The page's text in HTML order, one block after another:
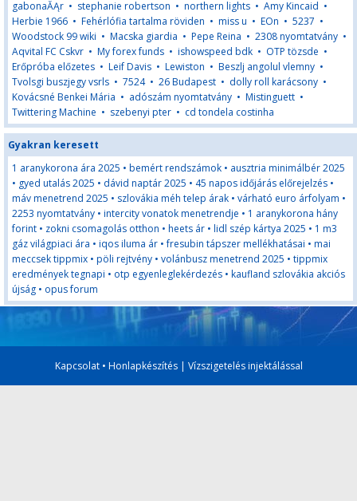
gabonaĂĄr • stephanie robertson • northern lights • Amy Kincaid •
Herbie 1966 • Fehérlófia tartalma röviden • miss u • EOn • 5237 •
Woodstock 99 wiki • Macska giardia • Pepe Reina • 2308 nyomtatvány •
Aqvital FC Cskvr • My forex funds • ishowspeed bdk • OTP tözsde •
Erőpróba előzetes • Leif Davis • Lewiston • Beszlj angolul vlemny •
Tvolsgi buszjegy vsrls • 7524• 26 Budapest • dolly roll karácsony •
Kovácsné Benkei Mária • adószám nyomtatvány • Mistinguett •
Twittering Machine • szebenyi pter • cd tondela costinha
Gyakran keresett
1 aranykorona ára 2025 • bemért rendszámok • ausztria minimálbér 2025
• gyed utalás 2025 • dávid naptár 2025 • 45 napos időjárás előrejelzés •
máv menetrend 2025 • szlovákia méh telep árak • várható euro árfolyam •
2253 nyomtatvány • intercity vonatok menetrendje • 1 aranykorona hány
forint • zokni csomagolás otthon • heets ár • lidl szép kártya 2025 • 1 m3
gáz világpiaci ára • iqos iluma ár •fresubin tápszer mellékhatásai • mai
meccsek tippmix • pöli rejtvény • volánbusz menetrend 2025 • tippmix
eredmények tegnapi • otp egyenleglekérdezés • kaufland szlovákia akciós
újság • opus forum
Kapcsolat• Honlapkészítés| Vízszigetelés injektálással